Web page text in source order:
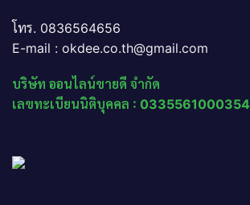
โทร. 0836564656
E-mail : okdee.co.th@gmail.com
บริษัท ออนไลน์ขายดี จำกัด
เลขทะเบียนนิติบุคคล : 0335561000354